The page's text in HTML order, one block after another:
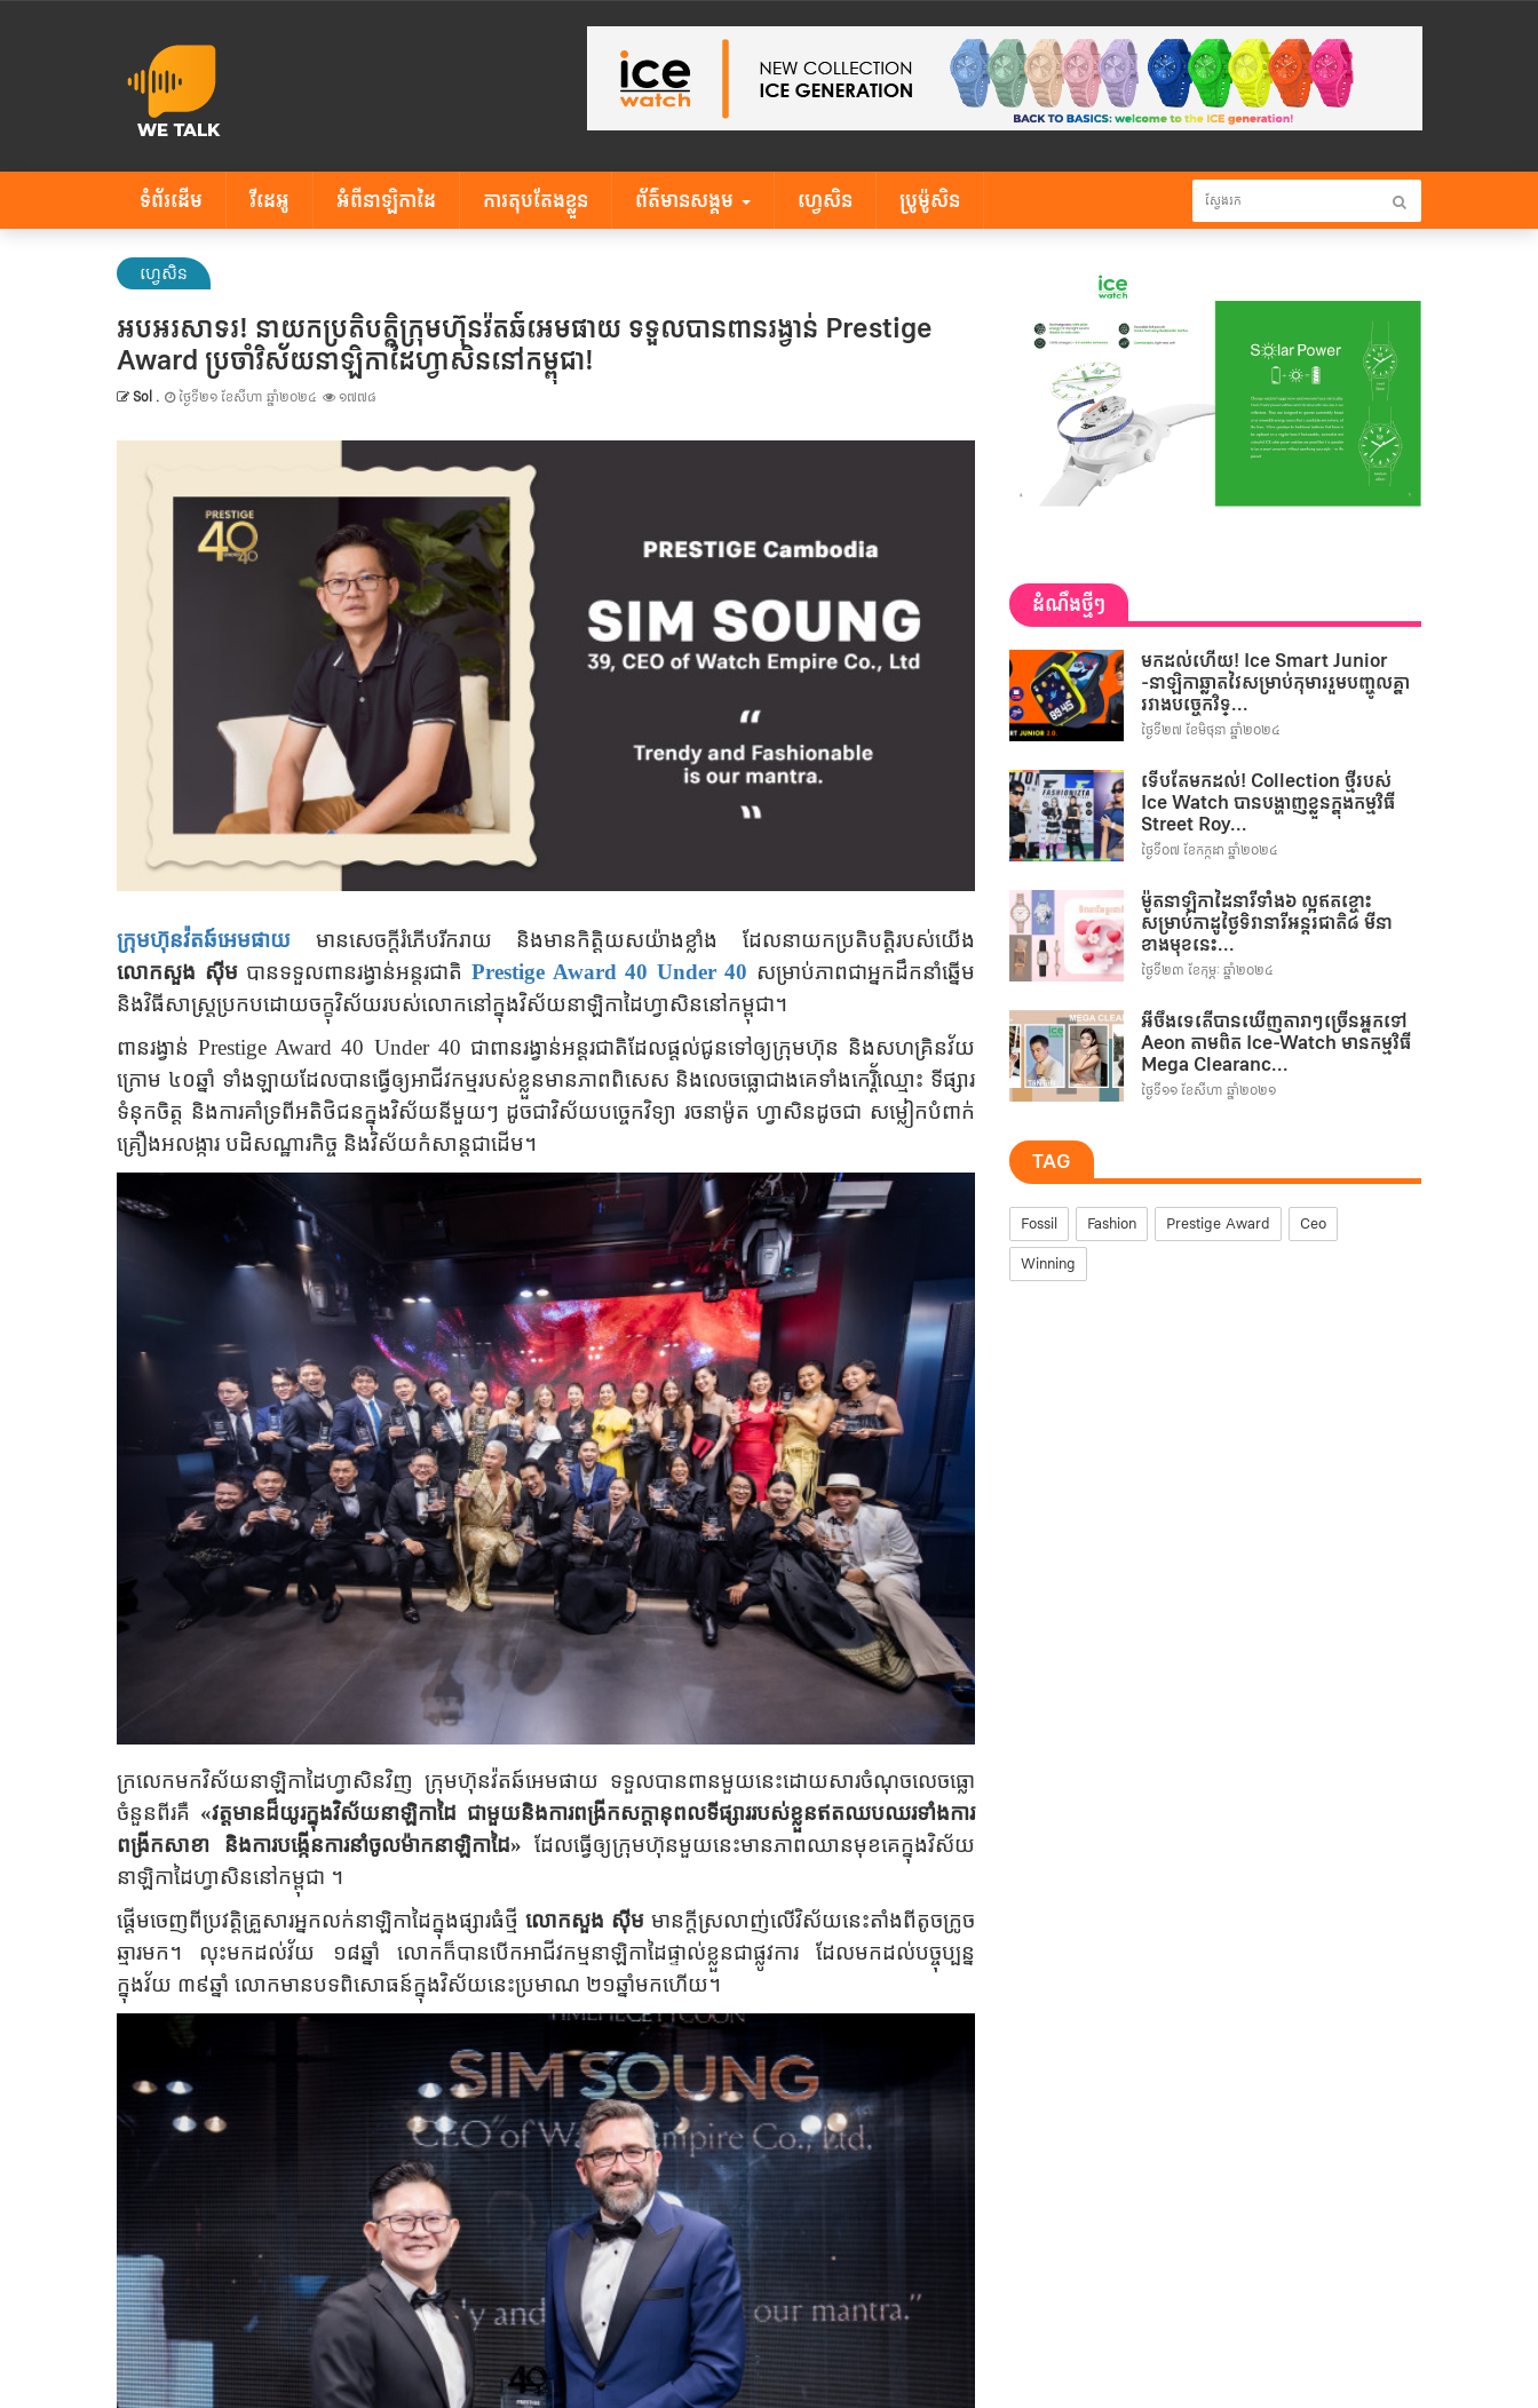
ទំព័រដើម វីដេអូ អំពីនាឡិកាដៃ ការតុបតែងខ្លួន ព័ត៌មានសង្គម ហ្វេសិន ប្រូម៉ូសិន
ហ្វេសិន
អបអរសាទរ! នាយកប្រតិបត្តិក្រុមហ៊ុនវ៉តឆ៍អេមផាយ ទទួលបានពានរង្វាន់ Prestige
Award ប្រចាំវិស័យនាឡិកាដៃហ្វាសិននៅកម្ពុជា!
Sol . ថ្ងៃទី២១ ខែសីហា ឆ្នាំ២០២៤ ១៧៧៨
ក្រុមហ៊ុនវ៉តឆ៍អេមផាយ
មានសេចក្តីរំភើបរីករាយ និងមានកិត្តិយសយ៉ាងខ្លាំង ដែលនាយកប្រតិបត្តិរបស់យើង
លោកសួង ស៊ីមបានទទួលពានរង្វាន់អន្តរជាតិ Prestige Award 40 Under 40 សម្រាប់ភាពជាអ្នកដឹកនាំឆ្នើម
និងវិធីសាស្រ្តប្រកបដោយចក្ខុវិស័យរបស់លោកនៅក្នុងវិស័យនាឡិកាដៃហ្វាសិននៅកម្ពុជា។
ពានរង្វាន់Prestige Award 40 Under 40 ជាពានរង្វាន់អន្តរជាតិដែលផ្តល់ជូនទៅឲ្យក្រុមហ៊ុន និងសហគ្រិនវ័យ
ក្រោម ៤០ឆ្នាំ ទាំងឡាយដែលបានធ្វើឲ្យអាជីវកម្មរបស់ខ្លួនមានភាពពិសេស និងលេចធ្លោជាងគេទាំងកេរ្តិ័ឈ្មោះ ទីផ្សារ
ទំនុកចិត្ត និងការគាំទ្រពីអតិថិជនក្នុងវិស័យនីមួយៗ ដូចជាវិស័យបច្ចេកវិទ្យា រចនាម៉ូត ហ្វាសិនដូចជា សម្លៀកបំពាក់
គ្រឿងអលង្ការ បដិសណ្ឋារកិច្ច និងវិស័យកំសាន្តជាដើម។
ក្រលេកមកវិស័យនាឡិកាដៃហ្វាសិនវិញ ក្រុមហ៊ុនវ៉តឆ៍អេមផាយ ទទួលបានពានមួយនេះដោយសារចំណុចលេចធ្លោ
ចំនួនពីរគឺ «វត្តមានដ៏យូរក្នុងវិស័យនាឡិកាដៃ ជាមួយនិងការពង្រីកសក្តានុពលទីផ្សាររបស់ខ្លួនឥតឈបឈរទាំងការ
ពង្រីកសាខា និងការបង្កើនការនាំចូលម៉ាកនាឡិកាដៃ» ដែលធ្វើឲ្យក្រុមហ៊ុនមួយនេះមានភាពឈានមុខគេក្នុងវិស័យ
នាឡិកាដៃហ្វាសិននៅកម្ពុជា ។
ផ្តើមចេញពីប្រវត្តិគ្រួសារអ្នកលក់នាឡិកាដៃក្នុងផ្សារធំថ្មី លោកសួង ស៊ីម មានក្តីស្រលាញ់លើវិស័យនេះតាំងពីតូចក្រូច
ឆ្មារមក។ លុះមកដល់វ័យ ១៨ឆ្នាំ លោកក៏បានបើកអាជីវកម្មនាឡិកាដៃផ្ទាល់ខ្លួនជាផ្លូវការ ដែលមកដល់បច្ចុប្បន្ន
ក្នុងវ័យ ៣៩ឆ្នាំ លោកមានបទពិសោធន៍ក្នុងវិស័យនេះប្រមាណ ២១ឆ្នាំមកហើយ។
ដំណឹងថ្មីៗ
មកដល់ហើយ! Ice Smart Junior
-នាឡិកាឆ្លាតវៃសម្រាប់កុមាររួមបញ្ចូលគ្នា
រវាងបច្ចេកវិទ្...
ថ្ងៃទី២៧ ខែមិថុនា ឆ្នាំ២០២៤
ទើបតែមកដល់! Collection ថ្មីរបស់
Ice Watch បានបង្ហាញខ្លួនក្នុងកម្មវិធី
Street Roy...
ថ្ងៃទី០៧ ខែកក្កដា ឆ្នាំ២០២៤
ម៉ូតនាឡិកាដៃនារីទាំង៦ ល្អឥតខ្ចោះ
សម្រាប់កាដូថ្ងៃទិវានារីអន្តរជាតិ៨ មីនា
ខាងមុខនេះ...
ថ្ងៃទី២៣ ខែកុម្ភៈ ឆ្នាំ២០២៤
អីចឹងទេតើបានឃើញតារាៗច្រើនអ្នកទៅ
Aeon តាមពិត Ice-Watch មានកម្មវិធី
Mega Clearanc...
ថ្ងៃទី១១ ខែសីហា ឆ្នាំ២០២១
TAG
Fossil Fashion Prestige Award
Ceo
Winning